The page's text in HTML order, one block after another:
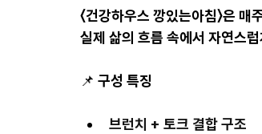
〈건강하우스 깡있는아침〉은 매
실제 삶의 흐름 속에서 자연스
📌 구성 특징
브런치 + 토크 결합 구조